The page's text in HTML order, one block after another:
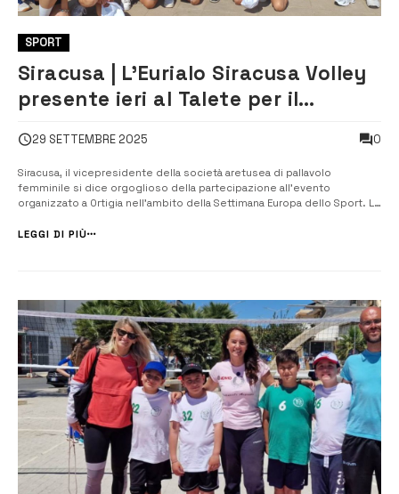
SPORT
Siracusa | L’Eurialo Siracusa Volley
presente ieri al Talete per il
29 SETTEMBRE 2025 0
Siracusa, il vicepresidente della società aretusea di pallavolo
femminile si dice orgoglioso della partecipazione all’evento
organizzato a Ortigia nell’ambito della Settimana Europa dello Sport. Le
pallone per palleggiare a cielo aperto, a due passi dal mare. E’ ba...
LEGGI DI PIÙ